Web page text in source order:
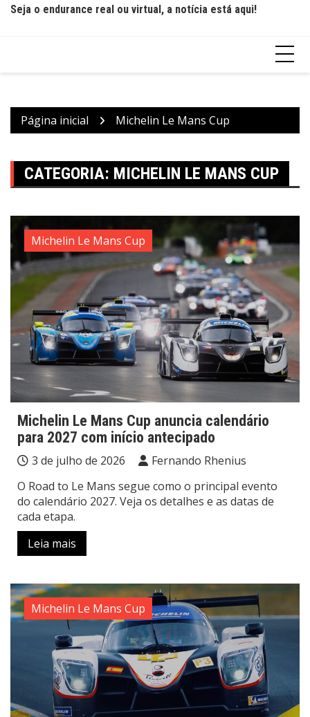
Seja o endurance real ou virtual, a notícia está aqui!
Página inicial Michelin Le Mans Cup
CATEGORIA: MICHELIN LE MANS CUP
Michelin Le Mans Cup
Michelin Le Mans Cup anuncia calendário
para 2027 com início antecipado
3 de julho de 2026
Fernando Rhenius
O Road to Le Mans segue como o principal evento
do calendário 2027. Veja os detalhes e as datas de
cada etapa.
Leia mais
Michelin Le Mans Cup